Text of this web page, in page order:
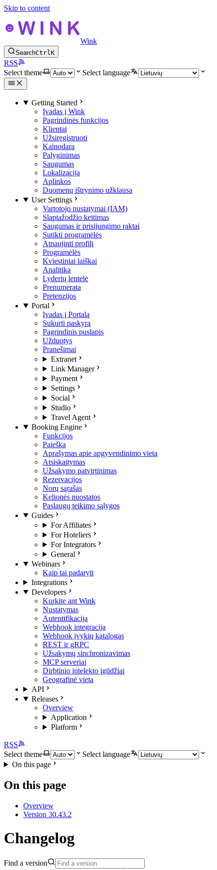
Skip to content
Wink
SearchCtrlK
RSS
Select theme
Select language
Getting Started
Įvadas į Wink
Pagrindinės funkcijos
Klientai
Užsiregistruoti
Kainodara
Palyginimas
Saugumas
Lokalizacija
Aplinkos
Duomenų ištrynimo užklausa
User Settings
Vartotojo nustatymai (IAM)
Slaptažodžio keitimas
Saugumas ir prisijungimo raktai
Sutikti programėlės
Atnaujinti profilį
Programėlės
Kviestiniai laiškai
Analitika
Lyderių lentelė
Prenumerata
Pretenzijos
Portal
Įvadas į Portalą
Sukurti paskyrą
Pagrindinis puslapis
Užduotys
Pranešimai
Extranet
Link Manager
Payment
Settings
Social
Studio
Travel Agent
Booking Engine
Funkcijos
Paieška
Aprašymas apie apgyvendinimo vietą
Atsiskaitymas
Užsakymo patvirtinimas
Rezervacijos
Norų sąrašas
Kelionės nuostatos
Paslaugų teikimo sąlygos
Guides
For Affiliates
For Hoteliers
For Integrators
General
Webinars
Kaip tai padaryti
Integrations
Developers
Kurkite ant Wink
Nustatymas
Autentifikacija
Webhook integracija
Webhook įvykių katalogas
REST ir gRPC
Užsakymų sinchronizavimas
MCP serveriai
Dirbtinio intelekto įgūdžiai
Geografinė vieta
API
Releases
Overview
Application
Platform
RSS
Select theme
Select language
On this page
On this page
Overview
Version 30.43.2
Changelog
Find a version